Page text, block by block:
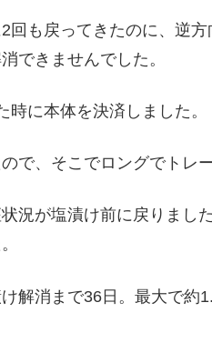
回も戻ってきたのに、逆
できませんでした。
に本体を決済しました。
で、そこでロングでトレ
況が塩漬け前に戻りまし
解消まで36日。最大で約